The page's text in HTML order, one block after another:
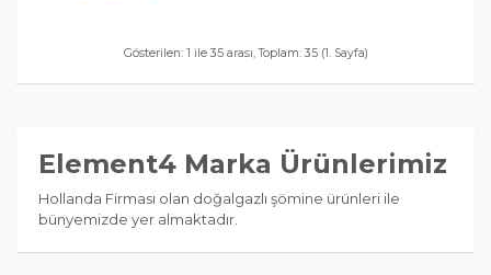
Gösterilen: 1 ile 35 arası, Toplam: 35 (1. Sayfa)
Element4 Marka Ürünlerimiz
Hollanda Firması olan doğalgazlı şömine ürünleri ile
bünyemizde yer almaktadır.